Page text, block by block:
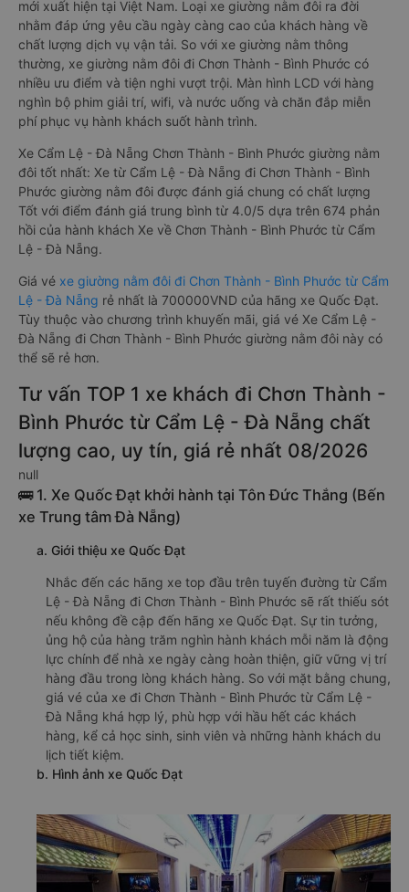
mới xuất hiện tại Việt Nam. Loại xe giường nằm đôi ra đời
nhằm đáp ứng yêu cầu ngày càng cao của khách hàng về
chất lượng dịch vụ vận tải. So với xe giường nằm thông
thường, xe giường nằm đôi đi Chơn Thành - Bình Phước có
nhiều ưu điểm và tiện nghi vượt trội. Màn hình LCD với hàng
nghìn bộ phim giải trí, wifi, và nước uống và chăn đắp miễn
phí phục vụ hành khách suốt hành trình.
Xe Cẩm Lệ - Đà Nẵng Chơn Thành - Bình Phước giường nằm
đôi tốt nhất: Xe từ Cẩm Lệ - Đà Nẵng đi Chơn Thành - Bình
Phước giường nằm đôi được đánh giá chung có chất lượng
Tốt với điểm đánh giá trung bình từ 4.0/5 dựa trên 674 phản
hồi của hành khách Xe về Chơn Thành - Bình Phước từ Cẩm
Lệ - Đà Nẵng.
Giá vé xe giường nằm đôi đi Chơn Thành - Bình Phước từ Cẩm
Lệ - Đà Nẵng rẻ nhất là 700000VND của hãng xe Quốc Đạt.
Tùy thuộc vào chương trình khuyến mãi, giá vé Xe Cẩm Lệ -
Đà Nẵng đi Chơn Thành - Bình Phước giường nằm đôi này có
thể sẽ rẻ hơn.
Tư vấn TOP 1 xe khách đi Chơn Thành -
Bình Phước từ Cẩm Lệ - Đà Nẵng chất
lượng cao, uy tín, giá rẻ nhất 08/2026
null
🚌 1. Xe Quốc Đạt khởi hành tại Tôn Đức Thắng (Bến
xe Trung tâm Đà Nẵng)
a. Giới thiệu xe Quốc Đạt
Nhắc đến các hãng xe top đầu trên tuyến đường từ Cẩm
Lệ - Đà Nẵng đi Chơn Thành - Bình Phước sẽ rất thiếu sót
nếu không đề cập đến hãng xe Quốc Đạt. Sự tin tưởng,
ủng hộ của hàng trăm nghìn hành khách mỗi năm là động
lực chính để nhà xe ngày càng hoàn thiện, giữ vững vị trí
hàng đầu trong lòng khách hàng. So với mặt bằng chung,
giá vé của xe đi Chơn Thành - Bình Phước từ Cẩm Lệ -
Đà Nẵng khá hợp lý, phù hợp với hầu hết các khách
hàng, kể cả học sinh, sinh viên và những hành khách du
lịch tiết kiệm.
b. Hình ảnh xe Quốc Đạt